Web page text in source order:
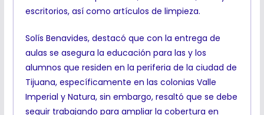
escritorios, así como artículos de limpieza.
Solís Benavides, destacó que con la entrega de
aulas se asegura la educación para las y los
alumnos que residen en la periferia de la ciudad de
Tijuana, específicamente en las colonias Valle
Imperial y Natura, sin embargo, resaltó que se debe
seguir trabajando para ampliar la cobertura en